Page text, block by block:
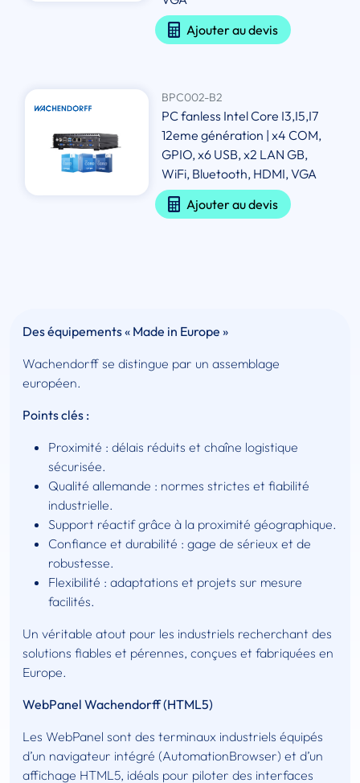
Ajouter au devis
BPC002-B2
PC fanless Intel Core I3,I5,I7
12eme génération | x4 COM,
GPIO, x6 USB, x2 LAN GB,
WiFi, Bluetooth, HDMI, VGA
Ajouter au devis
Des équipements « Made in Europe »
Wachendorff se distingue par un assemblage
européen.
Points clés :
Proximité : délais réduits et chaîne logistique
sécurisée.
Qualité allemande : normes strictes et fiabilité
industrielle.
Support réactif grâce à la proximité géographique.
Confiance et durabilité : gage de sérieux et de
robustesse.
Flexibilité : adaptations et projets sur mesure
facilités.
Un véritable atout pour les industriels recherchant des
solutions fiables et pérennes, conçues et fabriquées en
Europe.
WebPanel Wachendorff (HTML5)
Les WebPanel sont des terminaux industriels équipés
d’un navigateur intégré (AutomationBrowser) et d’un
affichage HTML5, idéals pour piloter des interfaces